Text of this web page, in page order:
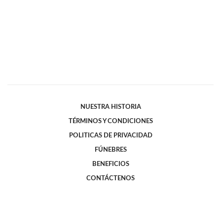
NUESTRA HISTORIA
TÉRMINOS Y CONDICIONES
POLITICAS DE PRIVACIDAD
FÚNEBRES
BENEFICIOS
CONTÁCTENOS